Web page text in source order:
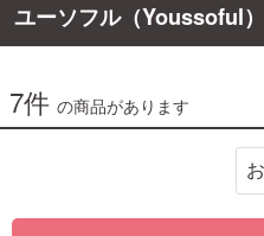
ユーソフル（Youssoful）
7件 の商品があります